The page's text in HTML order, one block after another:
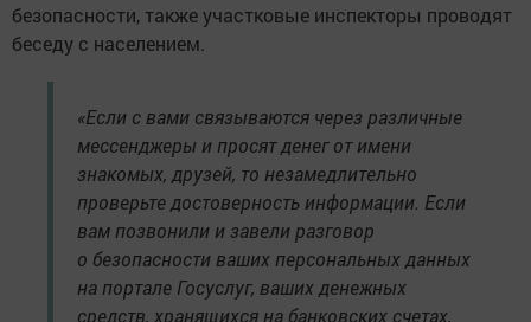
безопасности, также участковые инспекторы проводят
беседу с населением.
«Если с вами связываются через различные
мессенджеры и просят денег от имени
знакомых, друзей, то незамедлительно
проверьте достоверность информации. Если
вам позвонили и завели разговор
о безопасности ваших персональных данных
на портале Госуслуг, ваших денежных
средств, хранящихся на банковских счетах,